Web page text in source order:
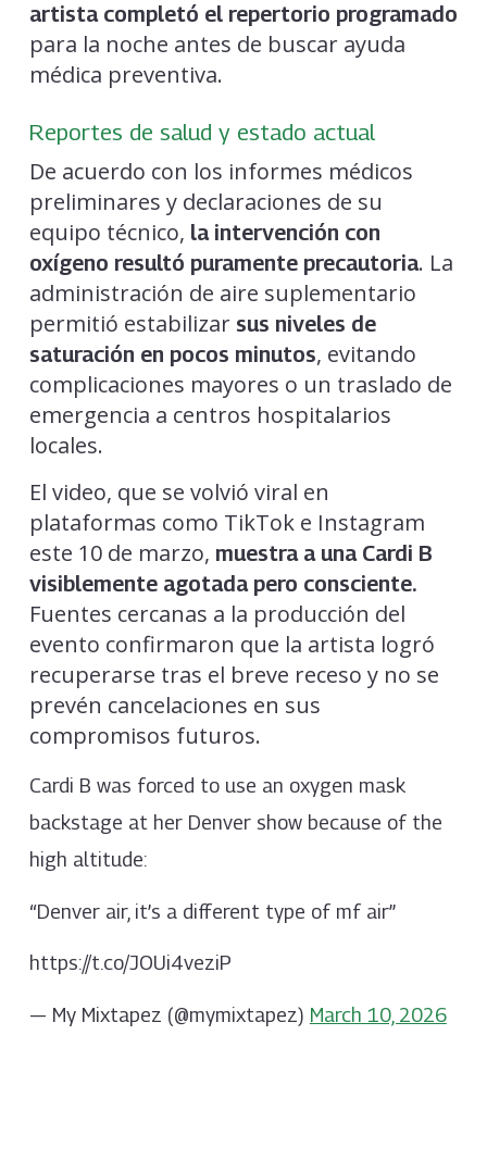
artista completó el repertorio programado
para la noche antes de buscar ayuda
médica preventiva.
Reportes de salud y estado actual
De acuerdo con los informes médicos
preliminares y declaraciones de su
equipo técnico, la intervención con
oxígeno resultó puramente precautoria. La
administración de aire suplementario
permitió estabilizar sus niveles de
saturación en pocos minutos, evitando
complicaciones mayores o un traslado de
emergencia a centros hospitalarios
locales.
El video, que se volvió viral en
plataformas como TikTok e Instagram
este 10 de marzo, muestra a una Cardi B
visiblemente agotada pero consciente.
Fuentes cercanas a la producción del
evento confirmaron que la artista logró
recuperarse tras el breve receso y no se
prevén cancelaciones en sus
compromisos futuros.
Cardi B was forced to use an oxygen mask
backstage at her Denver show because of the
high altitude:
“Denver air, it’s a different type of mf air”
https://t.co/JOUi4veziP
— My Mixtapez (@mymixtapez) March 10, 2026